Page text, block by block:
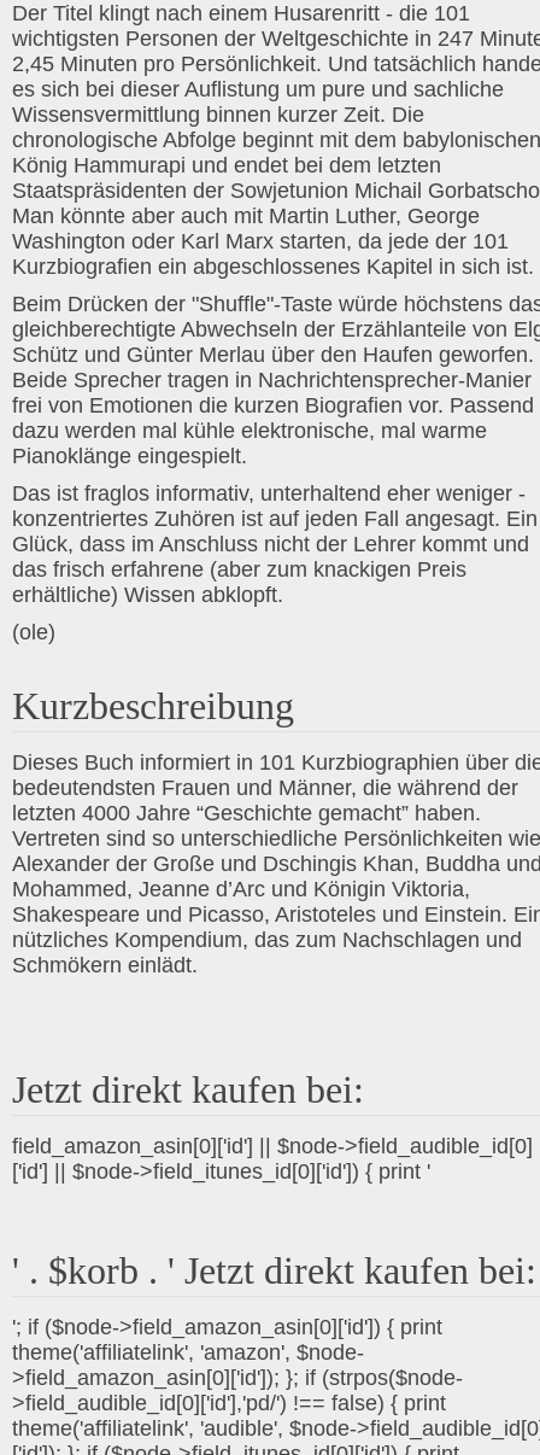
Der Titel klingt nach einem Husarenritt - die 101
wichtigsten Personen der Weltgeschichte in 247
2,45 Minuten pro Persönlichkeit. Und tatsächlich
es sich bei dieser Auflistung um pure und sachliche
Wissensvermittlung binnen kurzer Zeit. Die
chronologische Abfolge beginnt mit dem babylonischen
König Hammurapi und endet bei dem letzten
Staatspräsidenten der Sowjetunion Michail
Man könnte aber auch mit Martin Luther, George
Washington oder Karl Marx starten, da jede der 101
Kurzbiografien ein abgeschlossenes Kapitel in sich ist.
Beim Drücken der "Shuffle"-Taste würde höchstens
gleichberechtigte Abwechseln der Erzählanteile von
Schütz und Günter Merlau über den Haufen geworfen.
Beide Sprecher tragen in Nachrichtensprecher-Manier
frei von Emotionen die kurzen Biografien vor. Passend
dazu werden mal kühle elektronische, mal warme
Pianoklänge eingespielt.
Das ist fraglos informativ, unterhaltend eher weniger -
konzentriertes Zuhören ist auf jeden Fall angesagt. Ein
Glück, dass im Anschluss nicht der Lehrer kommt und
das frisch erfahrene (aber zum knackigen Preis
erhältliche) Wissen abklopft.
(ole)
Kurzbeschreibung
Dieses Buch informiert in 101 Kurzbiographien über
bedeutendsten Frauen und Männer, die während der
letzten 4000 Jahre “Geschichte gemacht” haben.
Vertreten sind so unterschiedliche Persönlichkeiten wie
Alexander der Große und Dschingis Khan, Buddha
Mohammed, Jeanne d’Arc und Königin Viktoria,
Shakespeare und Picasso, Aristoteles und Einstein.
nützliches Kompendium, das zum Nachschlagen und
Schmökern einlädt.
Jetzt direkt kaufen bei:
field_amazon_asin[0]['id'] || $node->field_audible_id[0]
['id'] || $node->field_itunes_id[0]['id']) { print '
' . $korb . ' Jetzt direkt kaufen bei:
'; if ($node->field_amazon_asin[0]['id']) { print
theme('affiliatelink', 'amazon', $node-
>field_amazon_asin[0]['id']); }; if (strpos($node-
>field_audible_id[0]['id'],'pd/') !== false) { print
theme('affiliatelink', 'audible', $node-